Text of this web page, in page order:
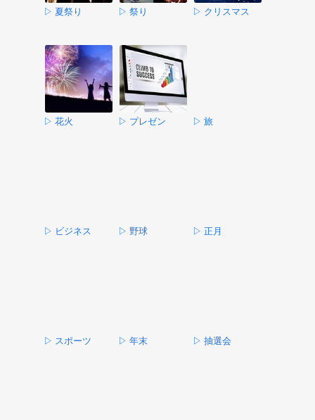
▷ 夏祭り ▷ 祭り ▷ クリスマス
▷ 花火 ▷ プレゼン ▷ 旅
▷ ビジネス ▷ 野球 ▷ 正月
▷ スポーツ ▷ 年末 ▷ 抽選会